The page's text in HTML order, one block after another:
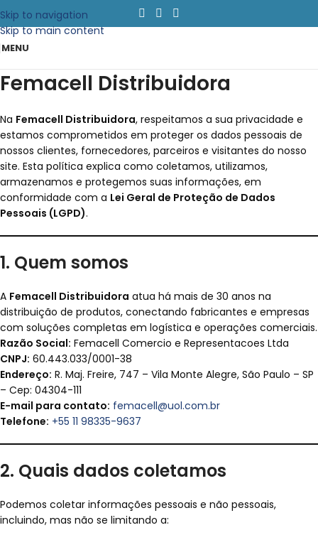
Skip to navigation
Skip to main content
MENU
Femacell Distribuidora
Na Femacell Distribuidora, respeitamos a sua privacidade e
estamos comprometidos em proteger os dados pessoais de
nossos clientes, fornecedores, parceiros e visitantes do nosso
site. Esta política explica como coletamos, utilizamos,
armazenamos e protegemos suas informações, em
conformidade com a Lei Geral de Proteção de Dados
Pessoais (LGPD).
1. Quem somos
A Femacell Distribuidora atua há mais de 30 anos na
distribuição de produtos, conectando fabricantes e empresas
com soluções completas em logística e operações comerciais.
Razão Social: Femacell Comercio e Representacoes Ltda
CNPJ: 60.443.033/0001-38
Endereço: R. Maj. Freire, 747 – Vila Monte Alegre, São Paulo – SP
– Cep: 04304-111
E-mail para contato: femacell@uol.com.br
Telefone: +55 11 98335-9637
2. Quais dados coletamos
Podemos coletar informações pessoais e não pessoais,
incluindo, mas não se limitando a: